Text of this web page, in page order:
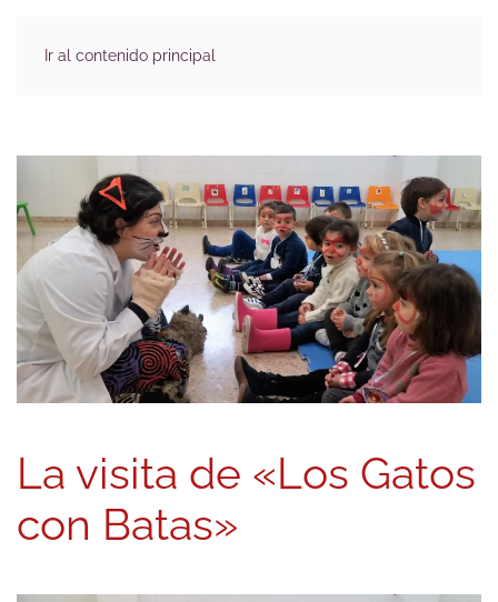
Ir al contenido principal
La visita de «Los Gatos
con Batas»